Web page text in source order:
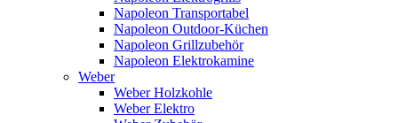
Napoleon Transportabel
Napoleon Outdoor-Küchen
Napoleon Grillzubehör
Napoleon Elektrokamine
Weber
Weber Holzkohle
Weber Elektro